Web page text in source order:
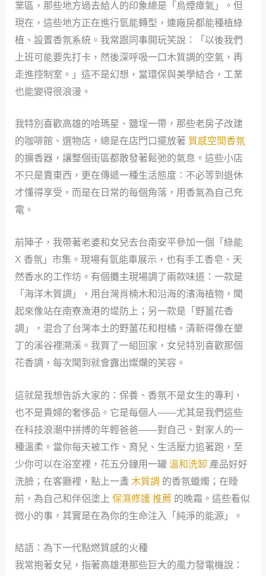
業區，那些地方過去給人的印象總是「烏煙瘴氣」。但
現在，這些地方正在進行氫能轉型，連廠房都能種植綠
植、設置香氛系統。我常跟同事開玩笑說：「以後我們
上班可能要先打卡，然後深呼吸一口木質調的空氣，再
走進控制室。」這不是幻想，當環保與美學結合，工業
也能變得很浪漫。
我特別喜歡高雄的哈瑪星、鹽埕一帶，那些老房子改建
的咖啡館、選物店，總是在店門口擺放著 質感空間香氛
的擴香器，讓整個街區都散發著鬆弛的氣息。這些小店
不只是賣東西，更在傳遞一種生活態度：不必等到退休
才懂得享受，而是在日常的每個角落，用香氣為自己充
電。
前陣子，我帶著老婆和女兒去台南安平參加一個「綠能
X 香氛」市集。現場有氫能車展示，也有手工香皂、天
然香水的工作坊。有個攤主現場調了兩款味道：一款是
「海洋木質調」，用台灣肖楠木和沿海的濱海植物，聞
起來像站在南寮漁港的堤防上；另一款是「野薑花香
調」，混合了台灣本土的野薑花和柑橘，清新得像在墾
丁的溪谷裡溯溪。我買了一組回家，女兒特別喜歡那個
花香調，每次聞到就會露出燦爛的笑容。
這就是我想告訴大家的：保養、香氛不是女生的專利，
也不是貴婦的奢侈品。它是每個人——尤其是我們這些
在科技浪潮中拼搏的年輕爸爸——對自己、對家人的一
種溫柔。當你每天被工作、育兒、生活壓力追著跑，至
少你可以在浴室裡，花五分鐘用一罐 溫和洗卸 產品好好
洗臉；在客廳裡，點上一盞 木質調 的香氛蠟燭；在睡
前，為自己和伴侶塗上 保濕修護 推薦 的晚霜。這些看似
微小的事，其實是在為你的生命注入「純淨的能源」。
結語：為下一代點燃質感的火種
我常抱著女兒，指著高雄港那些巨大的風力發電機說：